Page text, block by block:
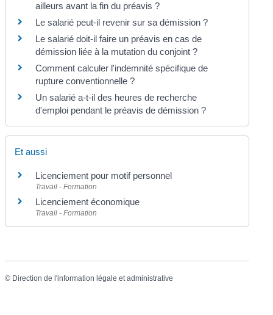
ailleurs avant la fin du préavis ?
Le salarié peut-il revenir sur sa démission ?
Le salarié doit-il faire un préavis en cas de
démission liée à la mutation du conjoint ?
Comment calculer l'indemnité spécifique de
rupture conventionnelle ?
Un salarié a-t-il des heures de recherche
d'emploi pendant le préavis de démission ?
Et aussi
Licenciement pour motif personnel
Travail - Formation
Licenciement économique
Travail - Formation
© Direction de l'information légale et administrative